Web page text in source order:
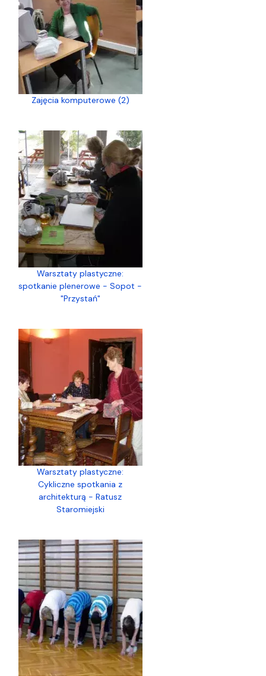
Zajęcia komputerowe (2)
Warsztaty plastyczne:
spotkanie plenerowe - Sopot -
"Przystań"
Warsztaty plastyczne:
Cykliczne spotkania z
architekturą - Ratusz
Staromiejski